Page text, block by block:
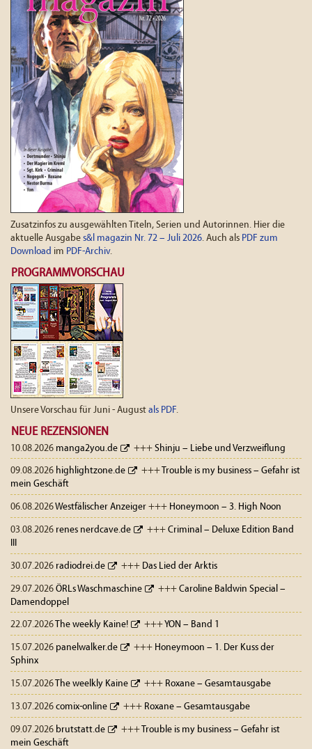
Zusatzinfos zu ausgewählten Titeln, Serien und Autorinnen. Hier die
aktuelle Ausgabe s&l magazin Nr. 72 – Juli 2026. Auch als PDF zum
Download im PDF-Archiv.
PROGRAMMVORSCHAU
Unsere Vorschau für Juni - August als PDF.
NEUE REZENSIONEN
10.08.2026 manga2you.de +++ Shinju – Liebe und Verzweiflung
09.08.2026 highlightzone.de +++ Trouble is my business – Gefahr ist
mein Geschäft
06.08.2026Westfälischer Anzeiger +++ Honeymoon – 3. High Noon
03.08.2026 renes nerdcave.de +++ Criminal – Deluxe Edition Band
30.07.2026 radiodrei.de +++ Das Lied der Arktis
29.07.2026 ÖRLs Waschmaschine +++ Caroline Baldwin Special –
Damendoppel
22.07.2026 The weekly Kaine! +++ YON – Band 1
15.07.2026 panelwalker.de +++ Honeymoon – 1. Der Kuss der
Sphinx
15.07.2026 The weelkly Kaine +++ Roxane – Gesamtausgabe
13.07.2026 comix-online +++ Roxane – Gesamtausgabe
09.07.2026 brutstatt.de +++Trouble is my business – Gefahr ist
mein Geschäft